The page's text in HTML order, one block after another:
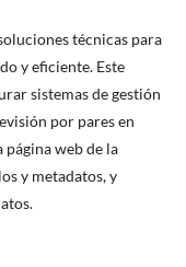
técnicas para
y eficiente. Este
sistemas de gestión
por pares en
web de la
y metadatos, y